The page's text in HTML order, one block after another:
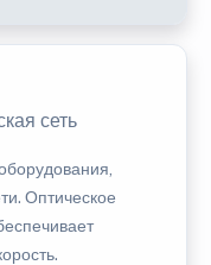
сеть
Оптическое